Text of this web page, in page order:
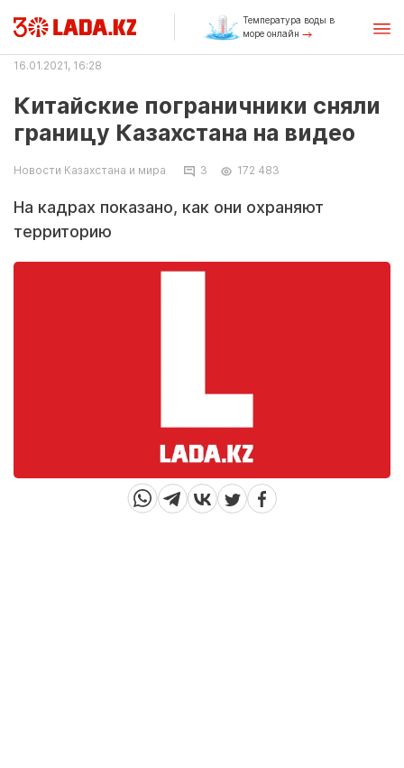
Температура воды в
море онлайн
16.01.2021, 16:28
Китайские пограничники сняли
границу Казахстана на видео
Новости Казахстана и мира 3 172 483
На кадрах показано, как они охраняют
территорию